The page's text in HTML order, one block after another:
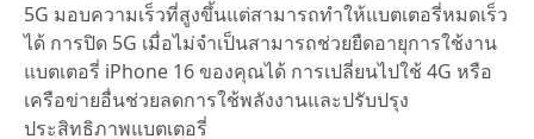
5G มอบความเร็วที่สูงขึ้นแต่สามารถทำให้แบตเตอรี่หมดเร็ว
ได้ การปิด 5G เมื่อไม่จำเป็นสามารถช่วยยืดอายุการใช้งาน
แบตเตอรี่ iPhone 16 ของคุณได้ การเปลี่ยนไปใช้ 4G หรือ
เครือข่ายอื่นช่วยลดการใช้พลังงานและปรับปรุง
ประสิทธิภาพแบตเตอรี่